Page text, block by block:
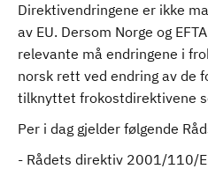
Direktivendringene er ikke
av EU. Dersom Norge og
relevante må endringene i
norsk rett ved endring av de
tilknyttet frokostdirektivene
Per i dag gjelder følgende
- Rådets direktiv 2001/110/